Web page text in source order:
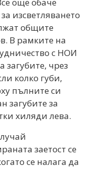
изсветляването
общите
В рамките на
с НОИ
загубите, чрез
колко губи,
пълните си
загубите за
хиляди лева.
заетост се
се налага да